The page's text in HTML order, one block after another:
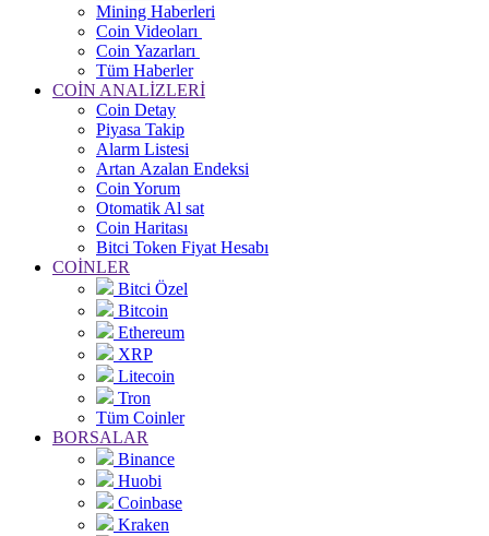
Mining Haberleri
Coin Videoları
Coin Yazarları
Tüm Haberler
COİN ANALİZLERİ
Coin Detay
Piyasa Takip
Alarm Listesi
Artan Azalan Endeksi
Coin Yorum
Otomatik Al sat
Coin Haritası
Bitci Token Fiyat Hesabı
COİNLER
Bitci Özel
Bitcoin
Ethereum
XRP
Litecoin
Tron
Tüm Coinler
BORSALAR
Binance
Huobi
Coinbase
Kraken